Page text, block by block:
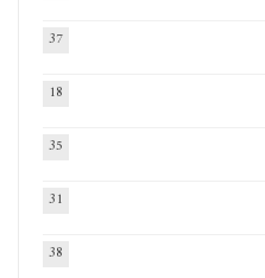
37
18
35
31
38